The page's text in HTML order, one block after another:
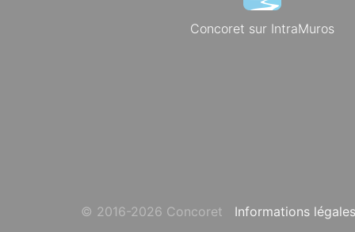
Concoret sur IntraMuros
© 2016-2026 Concoret Informations légales